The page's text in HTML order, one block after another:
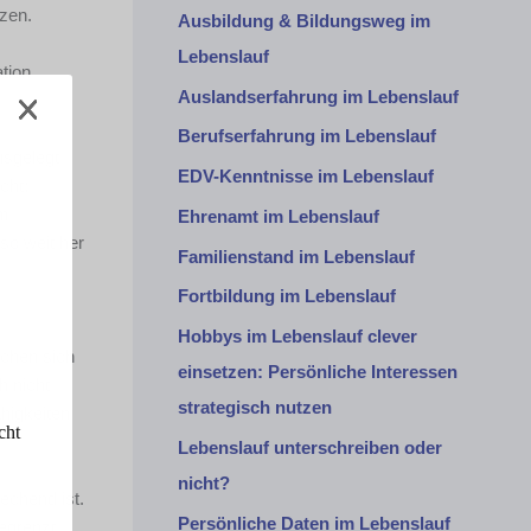
weit her
sich
ist.
Ausbildung & Bildungsweg im
Lebenslauf
Auslandserfahrung im Lebenslauf
Berufserfahrung im Lebenslauf
EDV-Kenntnisse im Lebenslauf
Ehrenamt im Lebenslauf
Familienstand im Lebenslauf
Fortbildung im Lebenslauf
Hobbys im Lebenslauf clever
einsetzen: Persönliche Interessen
strategisch nutzen
Lebenslauf unterschreiben oder
nicht?
Persönliche Daten im Lebenslauf